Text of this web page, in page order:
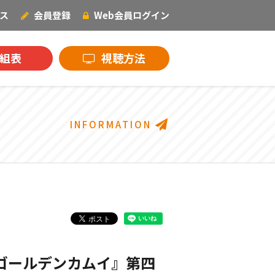
表 視聴方法
会員登録 Web会員ログイン
オリジナル
INFORMATION
ルデンカムイ』第四